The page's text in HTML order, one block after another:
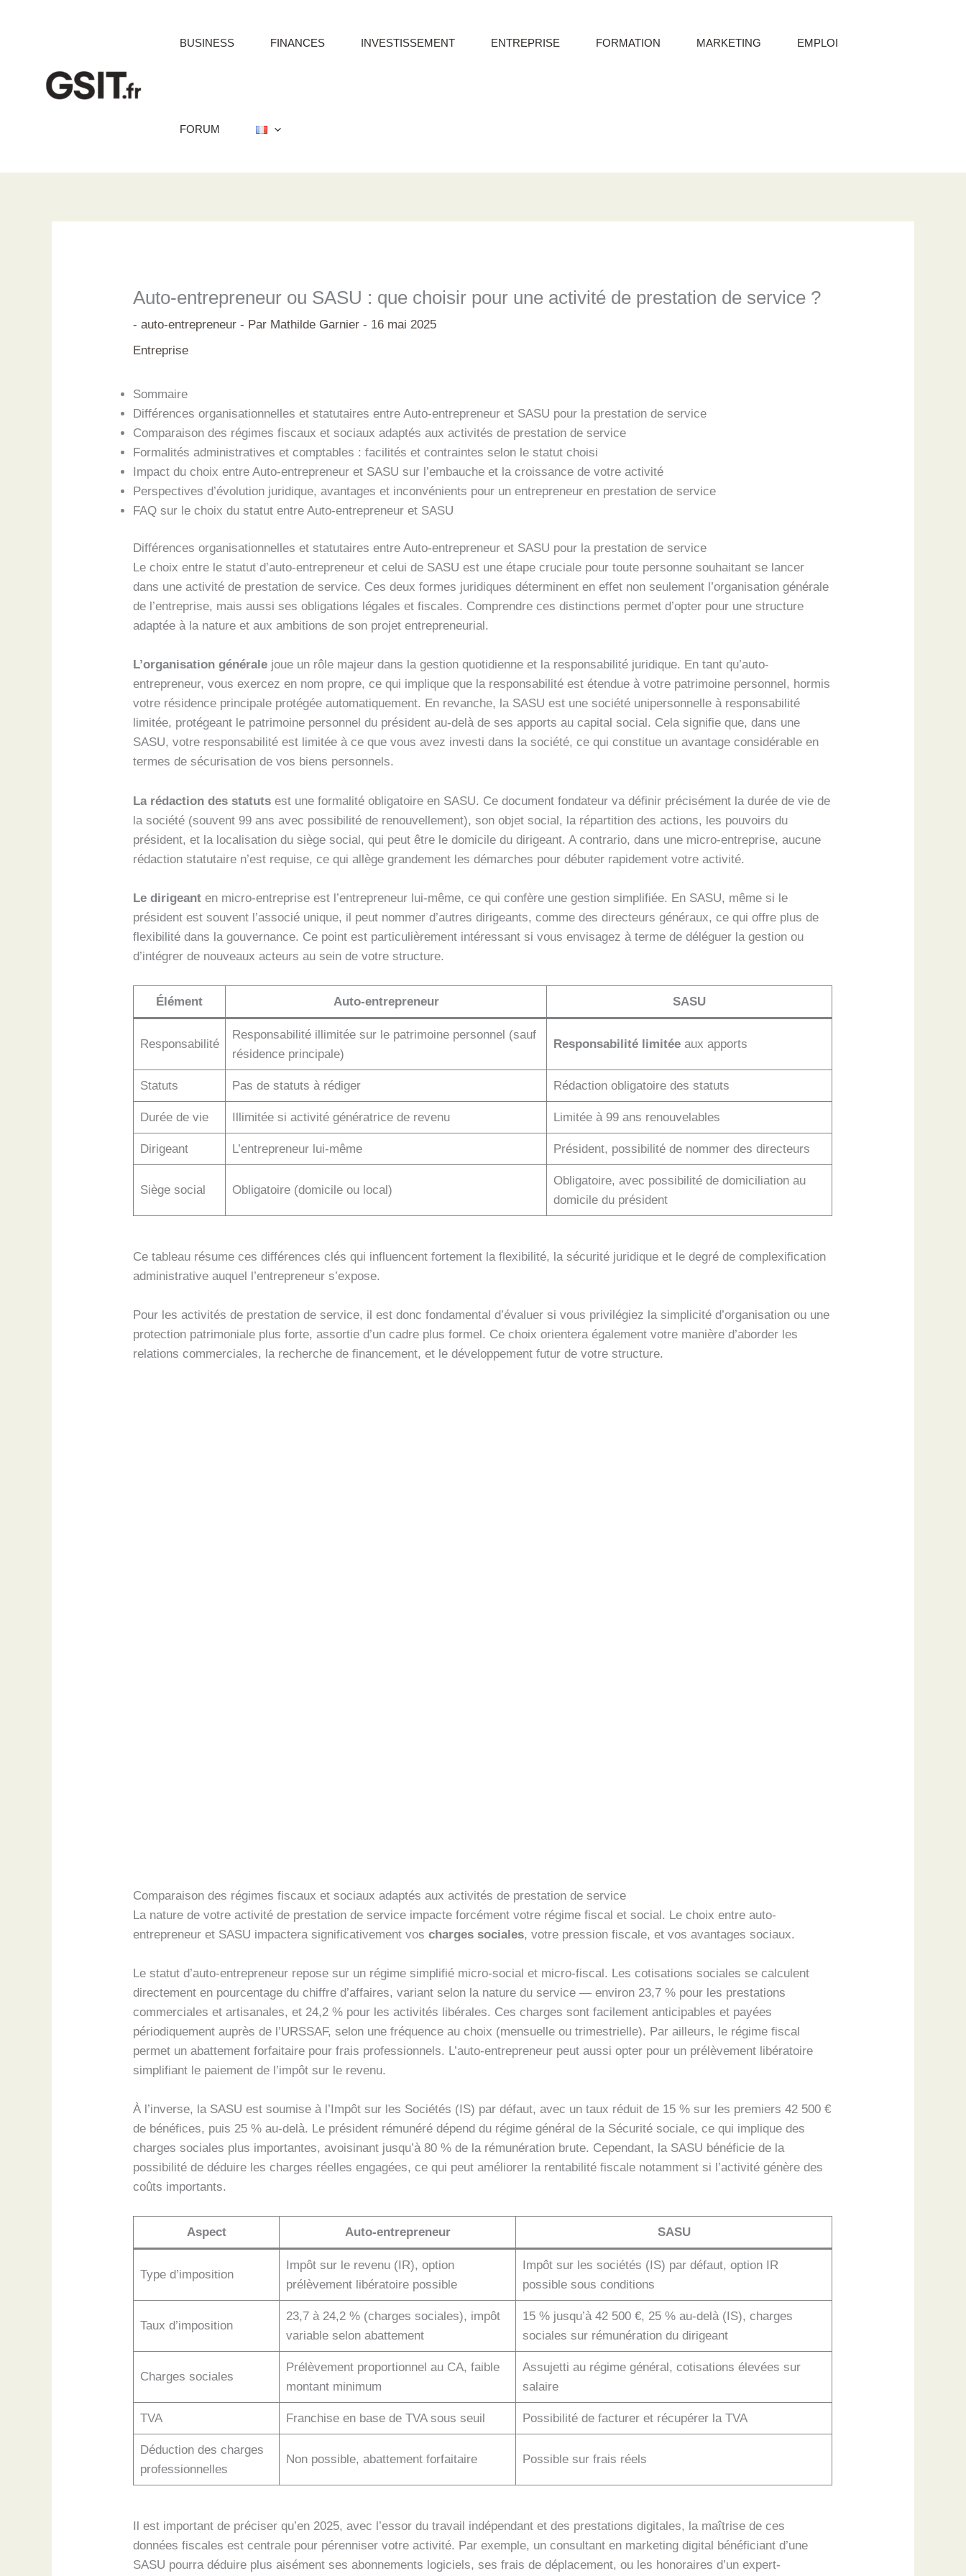
BUSINESS FINANCES INVESTISSEMENT ENTREPRISE FORMATION MARKETING EMPLOI
FORUM
Auto-entrepreneur ou SASU : que choisir pour une activité de prestation de service ?
-auto-entrepreneur - Par Mathilde Garnier- 16 mai 2025
Entreprise
Sommaire
Différences organisationnelles et statutaires entre Auto-entrepreneur et SASU pour la prestation de service
Comparaison des régimes fiscaux et sociaux adaptés aux activités de prestation de service
Formalités administratives et comptables : facilités et contraintes selon le statut choisi
Impact du choix entre Auto-entrepreneur et SASU sur l’embauche et la croissance de votre activité
Perspectives d’évolution juridique, avantages et inconvénients pour un entrepreneur en prestation de service
FAQ sur le choix du statut entre Auto-entrepreneur et SASU
Différences organisationnelles et statutaires entre Auto-entrepreneur et SASU pour la prestation de service
Le choix entre le statut d’auto-entrepreneur et celui de SASU est une étape cruciale pour toute personne souhaitant se lancer
dans une activité de prestation de service. Ces deux formes juridiques déterminent en effet non seulement l’organisation générale
de l’entreprise, mais aussi ses obligations légales et fiscales. Comprendre ces distinctions permet d’opter pour une structure
adaptée à la nature et aux ambitions de son projet entrepreneurial.
L’organisation générale joue un rôle majeur dans la gestion quotidienne et la responsabilité juridique. En tant qu’auto-
entrepreneur, vous exercez en nom propre, ce qui implique que la responsabilité est étendue à votre patrimoine personnel, hormis
votre résidence principale protégée automatiquement. En revanche, la SASU est une société unipersonnelle à responsabilité
limitée, protégeant le patrimoine personnel du président au-delà de ses apports au capital social. Cela signifie que, dans une
SASU, votre responsabilité est limitée à ce que vous avez investi dans la société, ce qui constitue un avantage considérable en
termes de sécurisation de vos biens personnels.
La rédaction des statuts est une formalité obligatoire en SASU. Ce document fondateur va définir précisément la durée de vie de
la société (souvent 99 ans avec possibilité de renouvellement), son objet social, la répartition des actions, les pouvoirs du
président, et la localisation du siège social, qui peut être le domicile du dirigeant. A contrario, dans une micro-entreprise, aucune
rédaction statutaire n’est requise, ce qui allège grandement les démarches pour débuter rapidement votre activité.
Le dirigeant en micro-entreprise est l’entrepreneur lui-même, ce qui confère une gestion simplifiée. En SASU, même si le
président est souvent l’associé unique, il peut nommer d’autres dirigeants, comme des directeurs généraux, ce qui offre plus de
flexibilité dans la gouvernance. Ce point est particulièrement intéressant si vous envisagez à terme de déléguer la gestion ou
d’intégrer de nouveaux acteurs au sein de votre structure.
Élément Auto-entrepreneur SASU
Responsabilité
Responsabilité illimitée sur le patrimoine personnel (sauf
résidence principale)
Responsabilité limitéeaux apports
Statuts Pas de statuts à rédiger Rédaction obligatoire des statuts
Durée de vie Illimitée si activité génératrice de revenu Limitée à 99 ans renouvelables
Dirigeant L’entrepreneur lui-même Président, possibilité de nommer des directeurs
Siège social Obligatoire (domicile ou local)
Obligatoire, avec possibilité de domiciliation au
domicile du président
Ce tableau résume ces différences clés qui influencent fortement la flexibilité, la sécurité juridique et le degré de complexification
administrative auquel l’entrepreneur s’expose.
Pour les activités de prestation de service, il est donc fondamental d’évaluer si vous privilégiez la simplicité d’organisation ou une
protection patrimoniale plus forte, assortie d’un cadre plus formel. Ce choix orientera également votre manière d’aborder les
relations commerciales, la recherche de financement, et le développement futur de votre structure.
Comparaison des régimes fiscaux et sociaux adaptés aux activités de prestation de service
La nature de votre activité de prestation de service impacte forcément votre régime fiscal et social. Le choix entre auto-
entrepreneur et SASU impactera significativement voscharges sociales, votre pression fiscale, et vos avantages sociaux.
Le statut d’auto-entrepreneur repose sur un régime simplifié micro-social et micro-fiscal. Les cotisations sociales se calculent
directement en pourcentage du chiffre d’affaires, variant selon la nature du service — environ 23,7 % pour les prestations
commerciales et artisanales, et 24,2 % pour les activités libérales. Ces charges sont facilement anticipables et payées
périodiquement auprès de l’URSSAF, selon une fréquence au choix (mensuelle ou trimestrielle). Par ailleurs, le régime fiscal
permet un abattement forfaitaire pour frais professionnels. L’auto-entrepreneur peut aussi opter pour un prélèvement libératoire
simplifiant le paiement de l’impôt sur le revenu.
À l’inverse, la SASU est soumise à l’Impôt sur les Sociétés (IS) par défaut, avec un taux réduit de 15 % sur les premiers 42 500 €
de bénéfices, puis 25 % au-delà. Le président rémunéré dépend du régime général de la Sécurité sociale, ce qui implique des
charges sociales plus importantes, avoisinant jusqu’à 80 % de la rémunération brute. Cependant, la SASU bénéficie de la
possibilité de déduire les charges réelles engagées, ce qui peut améliorer la rentabilité fiscale notamment si l’activité génère des
coûts importants.
Aspect Auto-entrepreneur SASU
Type d’imposition
Impôt sur le revenu (IR), option
prélèvement libératoire possible
Impôt sur les sociétés (IS) par défaut, option IR
possible sous conditions
Taux d’imposition
23,7 à 24,2 % (charges sociales), impôt
variable selon abattement
15 % jusqu’à 42 500 €, 25 % au-delà (IS), charges
sociales sur rémunération du dirigeant
Charges sociales
Prélèvement proportionnel au CA, faible
montant minimum
Assujetti au régime général, cotisations élevées sur
salaire
TVA Franchise en base de TVA sous seuil Possibilité de facturer et récupérer la TVA
Déduction des charges
professionnelles
Non possible, abattement forfaitaire Possible sur frais réels
Il est important de préciser qu’en 2025, avec l’essor du travail indépendant et des prestations digitales, la maîtrise de ces
données fiscales est centrale pour pérenniser votre activité. Par exemple, un consultant en marketing digital bénéficiant d’une
SASU pourra déduire plus aisément ses abonnements logiciels, ses frais de déplacement, ou les honoraires d’un expert-